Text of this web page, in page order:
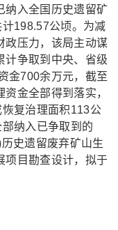
纳入全国历史遗留矿
198.57公顷。为减
政压力，该局主动谋
计争取到中央、省级
金700余万元，截至
金全部得到落实，
复治理面积113公
纳入已争取到的
史遗留废弃矿山生
项目勘查设计，拟于